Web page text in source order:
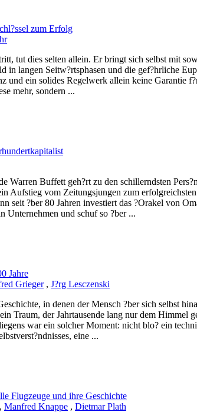
zum Erfolg
tut dies selten allein. Er bringt sich selbst mit
in langen Seitw?rtsphasen und die gef?hrliche
und ein solides Regelwerk allein keine Garantie
mehr, sondern ...
Warren Buffett geh?rt zu den schillerndsten
Aufstieg vom Zeitungsjungen zum
seit ?ber 80 Jahren investiert das ?Orakel von
Unternehmen und schuf so ?ber ...
Jahre
Grieger, J?rg Lesczenski
in denen der Mensch ?ber sich selbst
Traum, der Jahrtausende lang nur dem Himmel
war ein solcher Moment: nicht blo? ein
eine ...
Flugzeuge und ihre Geschichte
, Manfred Knappe , Dietmar Plath